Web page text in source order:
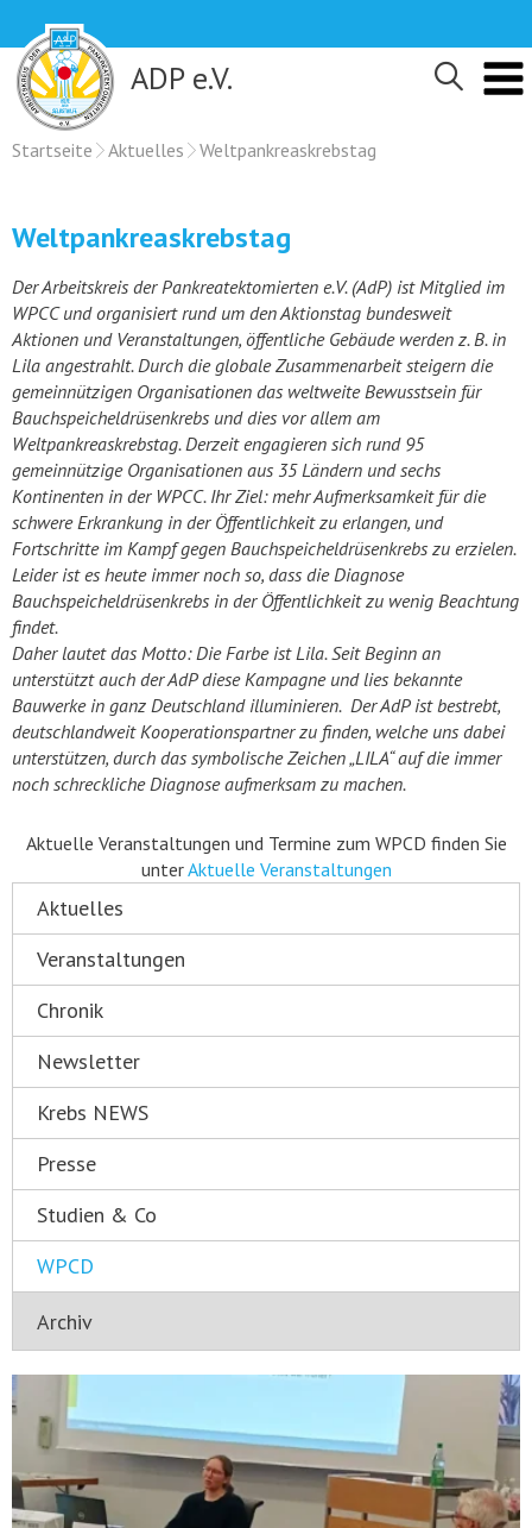
content
ADP e.V.
Startseite Aktuelles Weltpankreaskrebstag
Weltpankreaskrebstag
Der Arbeitskreis der Pankreatektomierten e.V. (AdP) ist Mitglied im
WPCC und organisiert rund um den Aktionstag bundesweit
Aktionen und Veranstaltungen, öffentliche Gebäude werden z. B. in
Lila angestrahlt. Durch die globale Zusammenarbeit steigern die
gemeinnützigen Organisationen das weltweite Bewusstsein für
Bauchspeicheldrüsenkrebs und dies vor allem am
Weltpankreaskrebstag. Derzeit engagieren sich rund 95
gemeinnützige Organisationen aus 35 Ländern und sechs
Kontinenten in der WPCC. Ihr Ziel: mehr Aufmerksamkeit für die
schwere Erkrankung in der Öffentlichkeit zu erlangen, und
Fortschritte im Kampf gegen Bauchspeicheldrüsenkrebs zu erzielen.
Leider ist es heute immer noch so, dass die Diagnose
Bauchspeicheldrüsenkrebs in der Öffentlichkeit zu wenig Beachtung
findet.
Daher lautet das Motto: Die Farbe ist Lila. Seit Beginn an
unterstützt auch der AdP diese Kampagne und lies bekannte
Bauwerke in ganz Deutschland illuminieren. Der AdP ist bestrebt,
deutschlandweit Kooperationspartner zu finden, welche uns dabei
unterstützen, durch das symbolische Zeichen „LILA“ auf die immer
noch schreckliche Diagnose aufmerksam zu machen.
Aktuelle Veranstaltungen und Termine zum WPCD finden Sie
unterAktuelle Veranstaltungen
Aktuelles
Veranstaltungen
Chronik
Newsletter
Krebs NEWS
Presse
Studien & Co
WPCD